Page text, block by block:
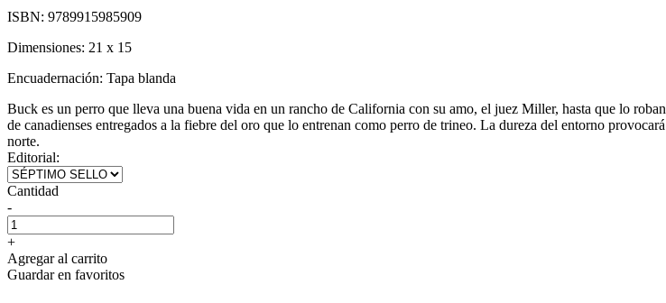
ISBN: 9789915985909
Dimensiones: 21 x 15
Encuadernación: Tapa blanda
Buck es un perro que lleva una buena vida en un rancho de California con su amo, el juez Miller, hasta que lo
de canadienses entregados a la fiebre del oro que lo entrenan como perro de trineo. La dureza del entorno
norte.
Editorial:
Cantidad
-
+
Agregar al carrito
Guardar en favoritos